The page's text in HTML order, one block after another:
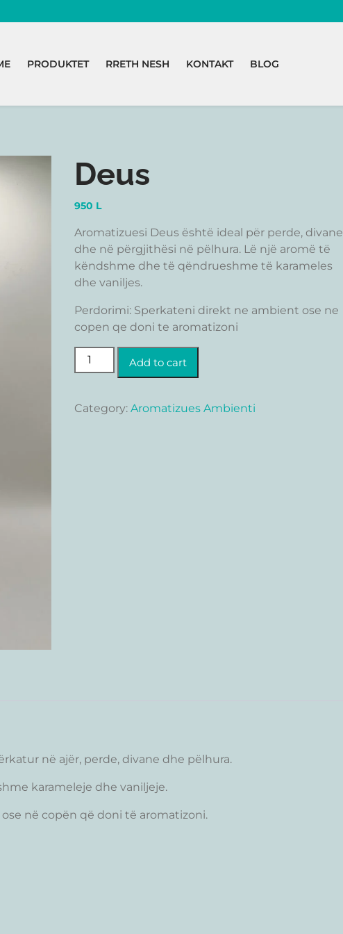
PRODUKTET RRETH NESH KONTAKT BLOG
Deus
950 L
Aromatizuesi Deus është ideal për perde, divane
dhe në përgjithësi në pëlhura. Lë një aromë të
këndshme dhe të qëndrueshme të karameles
dhe vaniljes.
Perdorimi: Sperkateni direkt ne ambient ose ne
copen qe doni te aromatizoni
Deus quantity
Add to cart
Category:Aromatizues Ambienti
në ajër, perde, divane dhe pëlhura.
karameleje dhe vaniljeje.
në copën që doni të aromatizoni.